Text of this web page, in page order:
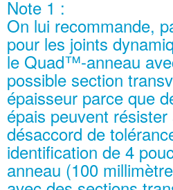
Note 1 :
On lui recommande,
pour les joints
le Quad™-anneau
possible section
épaisseur parce que
épais peuvent
désaccord de
identification de 4
anneau (100